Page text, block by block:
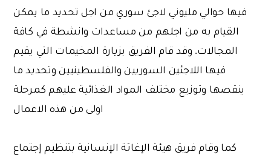
فيها حوالي مليوني لاجئ سوري من اجل تحديد ما يمكن
القيام به من اجلهم من مساعدات وانشطة في كافة
المجالات. وقد قام الفريق بزيارة المخيمات التي يقيم
فيها اللاجئين السوريين والفلسطينيين وتحديد ما
ينقصها وتوزيع مختلف المواد الغذائية عليهم كمرحلة
اولى من هذه الاعمال
كما وقام فريق هيئة الإغاثة الإنسانية بتنظيم إجتماع